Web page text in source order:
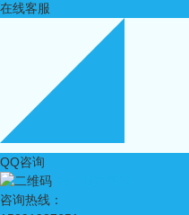
在线客服
QQ咨询
咨询热线：